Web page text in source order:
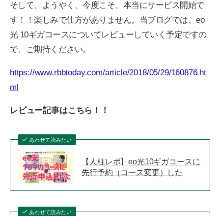
そして、ようやく、今度こそ、本当にサービス開始で
す！！楽しみで仕方がありません。当ブログでは、eo
光 10ギガコースについてレビューしていく予定ですの
で、ご期待ください。
https://www.rbbtoday.com/article/2018/05/29/160876.ht
ml
レビュー記事はこちら！！
あわせて読みたい
【人柱レポ】eo光10ギガコースに
先行予約（コース変更）した
あわせて読みたい